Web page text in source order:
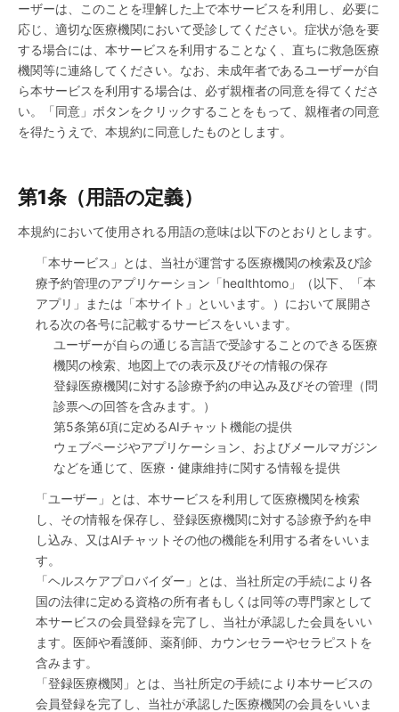
ーザーは、このことを理解した上で本サービスを利用し、必要に
応じ、適切な医療機関において受診してください。症状が急を要
する場合には、本サービスを利用することなく、直ちに救急医療
機関等に連絡してください。なお、未成年者であるユーザーが自
ら本サービスを利用する場合は、必ず親権者の同意を得てくださ
い。「同意」ボタンをクリックすることをもって、親権者の同意
を得たうえで、本規約に同意したものとします。
第1条（用語の定義）
本規約において使用される用語の意味は以下のとおりとします。
「本サービス」とは、当社が運営する医療機関の検索及び診
療予約管理のアプリケーション「healthtomo」（以下、「本
アプリ」または「本サイト」といいます。）において展開さ
れる次の各号に記載するサービスをいいます。
ユーザーが自らの通じる言語で受診することのできる医療
機関の検索、地図上での表示及びその情報の保存
登録医療機関に対する診療予約の申込み及びその管理（問
診票への回答を含みます。）
第5条第6項に定めるAIチャット機能の提供
ウェブページやアプリケーション、およびメールマガジン
などを通じて、医療・健康維持に関する情報を提供
「ユーザー」とは、本サービスを利用して医療機関を検索
し、その情報を保存し、登録医療機関に対する診療予約を申
し込み、又はAIチャットその他の機能を利用する者をいいま
す。
「ヘルスケアプロバイダー」とは、当社所定の手続により各
国の法律に定める資格の所有者もしくは同等の専門家として
本サービスの会員登録を完了し、当社が承認した会員をいい
ます。医師や看護師、薬剤師、カウンセラーやセラピストを
含みます。
「登録医療機関」とは、当社所定の手続により本サービスの
会員登録を完了し、当社が承認した医療機関の会員をいいま